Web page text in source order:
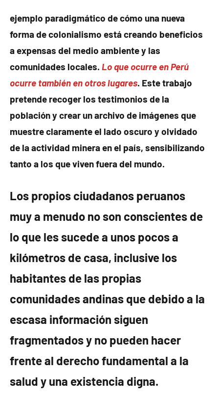
ejemplo paradigmático de cómo una nueva
forma de colonialismo está creando beneficios
a expensas del medio ambiente y las
comunidades locales. Lo que ocurre en Perú
ocurre también en otros lugares. Este trabajo
pretende recoger los testimonios de la
población y crear un archivo de imágenes que
muestre claramente el lado oscuro y olvidado
de la actividad minera en el país, sensibilizando
tanto a los que viven fuera del mundo.
Los propios ciudadanos peruanos
muy a menudo no son conscientes de
lo que les sucede a unos pocos a
kilómetros de casa, inclusive los
habitantes de las propias
comunidades andinas que debido a la
escasa información siguen
fragmentados y no pueden hacer
frente al derecho fundamental a la
salud y una existencia digna.